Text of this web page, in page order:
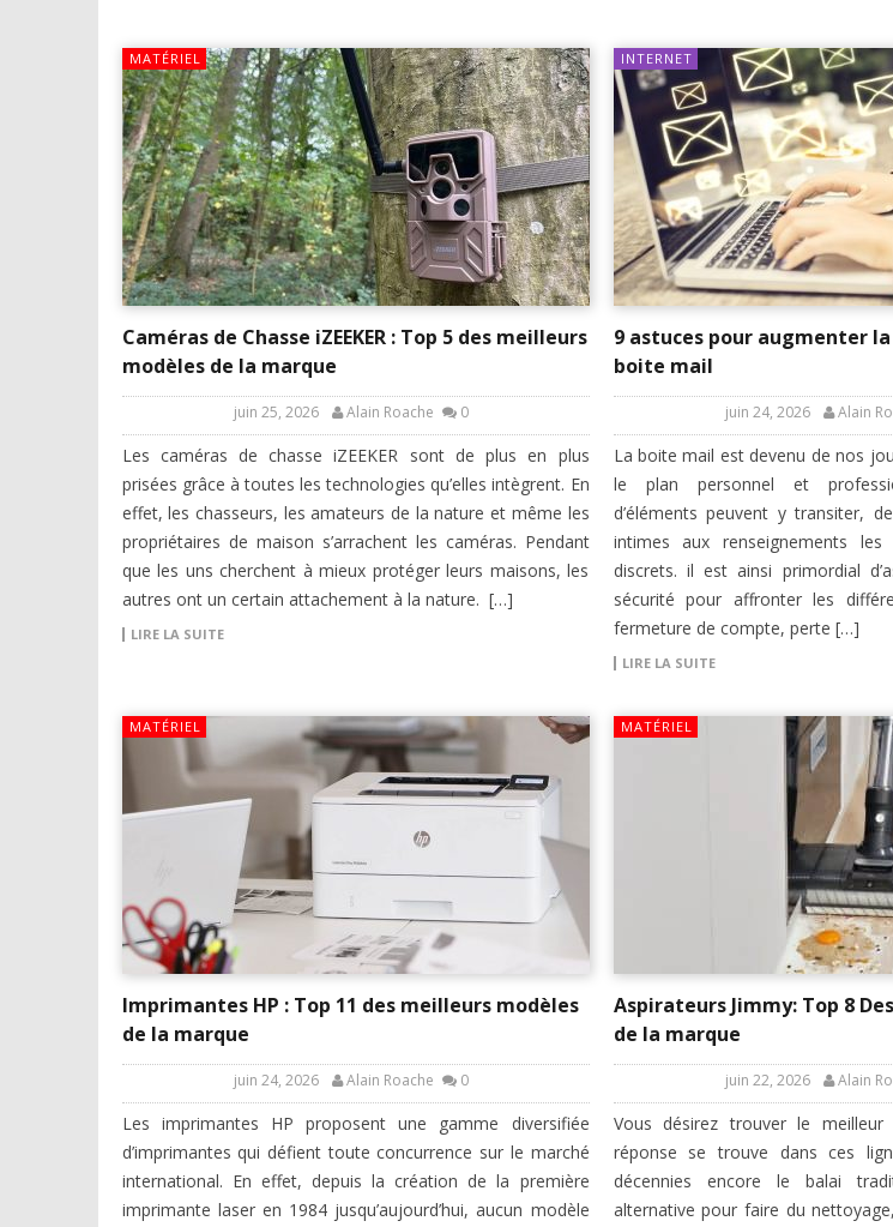
MATÉRIEL
Caméras de Chasse iZEEKER : Top 5 des meilleurs
modèles de la marque
juin 25, 2026 Alain Roache 0
Les caméras de chasse iZEEKER sont de plus en plus
prisées grâce à toutes les technologies qu’elles intègrent. En
effet, les chasseurs, les amateurs de la nature et même les
propriétaires de maison s’arrachent les caméras. Pendant
que les uns cherchent à mieux protéger leurs maisons, les
autres ont un certain attachement à la nature. […]
LIRE LA SUITE
INTERNET
9 astuces pour augmenter
boite mail
juin 24, 2026 Alain
La boite mail est devenu de nos
le plan personnel et
d’éléments peuvent y transiter,
intimes aux renseignements
discrets. il est ainsi primordial
sécurité pour affronter les
fermeture de compte, perte […]
LIRE LA SUITE
MATÉRIEL
Imprimantes HP : Top 11 des meilleurs modèles
de la marque
juin 24, 2026 Alain Roache 0
Les imprimantes HP proposent une gamme diversifiée
d’imprimantes qui défient toute concurrence sur le marché
international. En effet, depuis la création de la première
imprimante laser en 1984 jusqu’aujourd’hui, aucun modèle
MATÉRIEL
Aspirateurs Jimmy: Top 8
de la marque
juin 22, 2026 Alain
Vous désirez trouver le meilleur
réponse se trouve dans ces
décennies encore le balai
alternative pour faire du